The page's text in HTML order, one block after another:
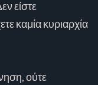
είστε
καμία κυριαρχία
ούτε